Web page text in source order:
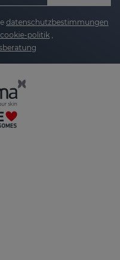
datenschutzbestimmungen
cookie-politik ,